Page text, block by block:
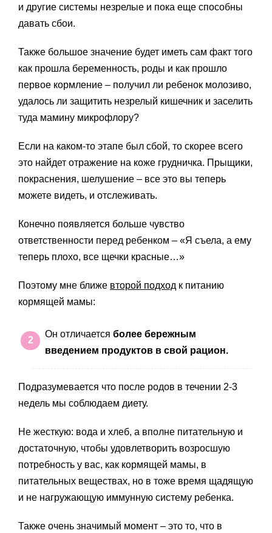
и другие системы незрелые и пока еще способны
давать сбои.
Также большое значение будет иметь сам факт того
как прошла беременность, роды и как прошло
первое кормление – получил ли ребенок молозиво,
удалось ли защитить незрелый кишечник и заселить
туда мамину микрофлору?
Если на каком-то этапе был сбой, то скорее всего
это найдет отражение на коже грудничка. Прыщики,
покраснения, шелушение – все это вы теперь
можете видеть, и отслеживать.
Конечно появляется больше чувство
ответственности перед ребенком – «Я съела, а ему
теперь плохо, все щечки красные…»
Поэтому мне ближе второй подход к питанию
кормящей мамы:
Он отличается более бережным
введением продуктов в свой рацион.
Подразумевается что после родов в течении 2-3
недель мы соблюдаем диету.
Не жесткую: вода и хлеб, а вполне питательную и
достаточную, чтобы удовлетворить возросшую
потребность у вас, как кормящей мамы, в
питательных веществах, но в тоже время щадящую
и не нагружающую иммунную систему ребенка.
Также очень значимый момент – это то, что в